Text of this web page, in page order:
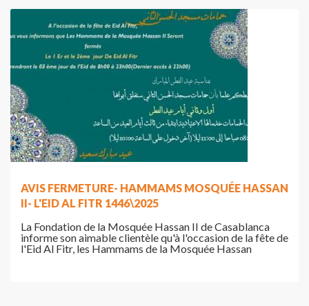
AVIS FERMETURE- HAMMAMS MOSQUÉE HASSAN
II- L'EID AL FITR 1446\2025
La Fondation de la Mosquée Hassan II de Casablanca
informe son aimable clientèle qu'à l'occasion de la fête de
l'Eid Al Fitr, les Hammams de la Mosquée Hassan